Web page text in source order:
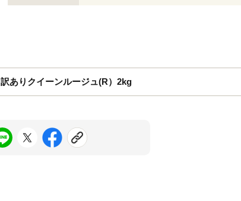
訳ありクイーンルージュ(R）2kg